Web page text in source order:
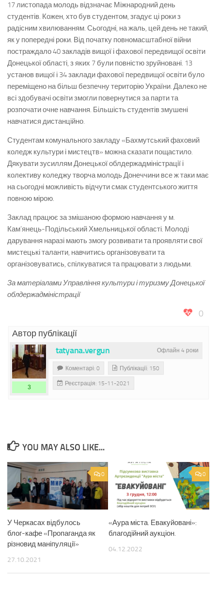
17 листопада молодь відзначає Міжнародний день
студентів. Кожен, хто був студентом, згадує ці роки з
радісним хвилюванням. Сьогодні, на жаль, цей день не такий,
як у попередні роки. Від початку повномасштабної війни
постраждало 40 закладів вищої і фахової передвищої освіти
Донецької області, з яких 7 були повністю зруйновані. 13
установ вищої і 34 заклади фахової передвищої освіти було
переміщено на більш безпечну територію України. Далеко не
всі здобувачі освіти змогли повернутися за парти та
розпочати очне навчання. Більшість студентів змушені
навчатися дистанційно.
Студентам комунального закладу «Бахмутський фаховий
коледж культури і мистецтв» можна сказати пощастило.
Дякувати зусиллям Донецької облдержадміністрації і
колективу коледжу творча молодь Донеччини все ж таки має
на сьогодні можливість відчути смак студентського життя
повною мірою.
Заклад працює за змішаною формою навчання у м.
Кам’янець-Подільський Хмельницької області. Молоді
дарування наразі мають змогу розвивати та проявляти свої
мистецькі таланти, навчитись організовувати та
організовуватись, спілкуватися та працювати з людьми.
За матеріалами Управління культури і туризму Донецької
облдержадміністрації
0
Автор публікації
Офлайн 4 роки
tatyana.vergun
3
Коментарі: 0 Публікації: 150
Реєстрація: 15-11-2021
YOU MAY ALSO LIKE...
0
У Черкасах відбулось
блог-кафе «Пропаганда як
різновид маніпуляції»
27.10.2021
0
«Аура міста. Евакуйовані»:
благодійний аукціон.
04.12.2022